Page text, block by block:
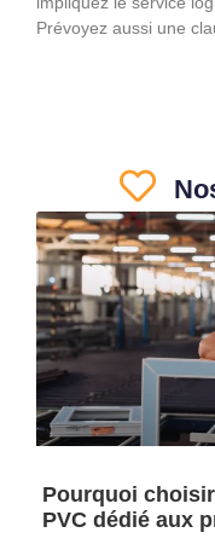
Prévoyez aussi une
Pourquoi
PVC dédié aux